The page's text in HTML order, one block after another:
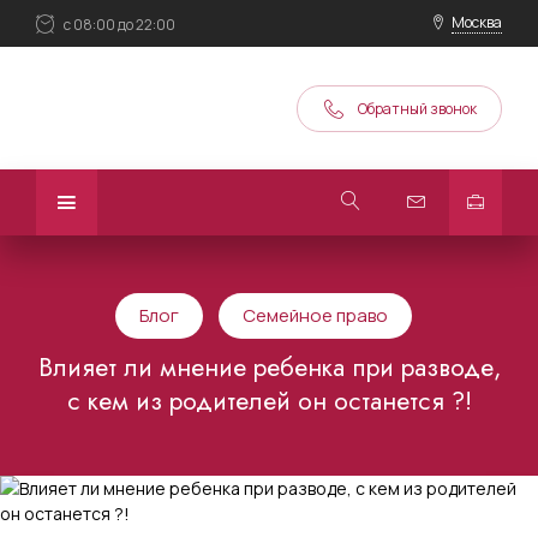
с 08:00 до 22:00 Москва
Обратный звонок
Блог Семейное право
Влияет ли мнение ребенка при разводе,
с кем из родителей он останется ?!